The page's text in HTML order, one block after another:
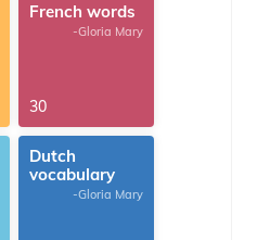
French words
-Gloria Mary
30
Dutch
vocabulary
-Gloria Mary